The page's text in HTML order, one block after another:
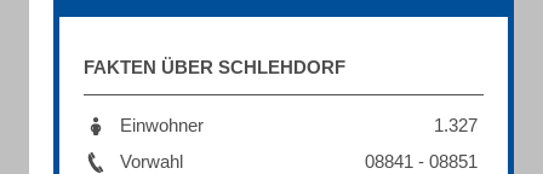
FAKTEN ÜBER SCHLEHDORF
Einwohner
1.327
Vorwahl
08841 - 08851